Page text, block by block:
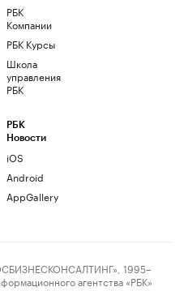
РБК
Компании
РБК Курсы
Школа
управления
РБК
РБК
Новости
iOS
Android
AppGallery
1995–
агентства «РБК»